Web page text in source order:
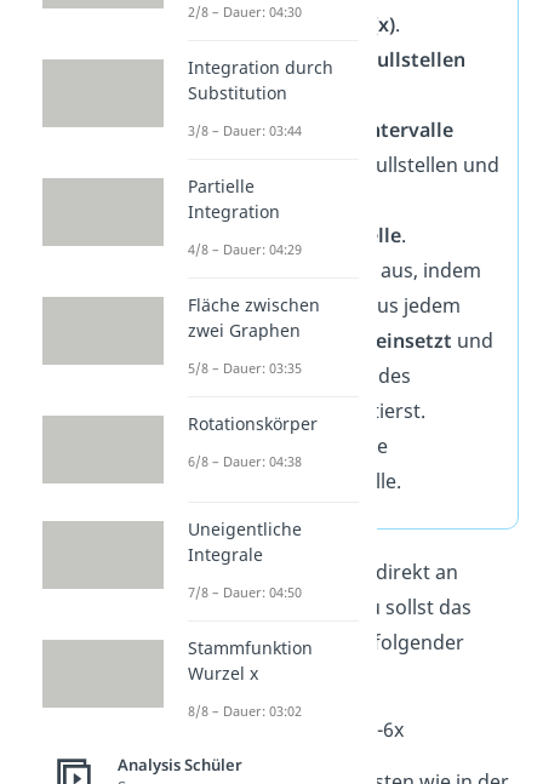
Berechne die f'(x).
Bestimme die
Nullstellen
von f'(x)
Bestimme die
Intervalle
zwischen den Nullstellen und
erstelle die
Monotonietabelle.
Fülle die Tabelle aus, indem
du einen Wert aus jedem
Intervall
in f'(x) einsetzt und
dasVorzeichen
des
Ergebnisses notierst.
die
Vorzeichentabelle.
Schau dir das wieder direkt an
einem
an. Du sollst das
Monotonieverhalten folgender
Funktion bestimmen:
-6x
2/8 – Dauer: 04:30
Integration durch
Substitution
3/8 – Dauer: 03:44
Partielle
Integration
4/8 – Dauer: 04:29
Fläche zwischen
zwei Graphen
5/8 – Dauer: 03:35
Rotationskörper
6/8 – Dauer: 04:38
Uneigentliche
Integrale
7/8 – Dauer: 04:50
Stammfunktion
Wurzel x
8/8 – Dauer: 03:02
Analysis Schüler